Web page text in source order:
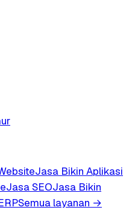
Jasa Bikin Aplikasi
Jasa SEOJasa Bikin
Semua layanan →